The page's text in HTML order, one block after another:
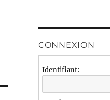
CONNEXION
Identifiant: